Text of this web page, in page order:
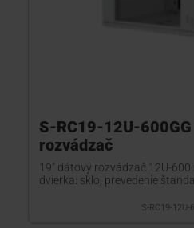
S-RC19-12U-
rozvádzač
19" dátový rozvádzač 12U-600
dvierka: sklo, prevedenie
S-RC19-12U-